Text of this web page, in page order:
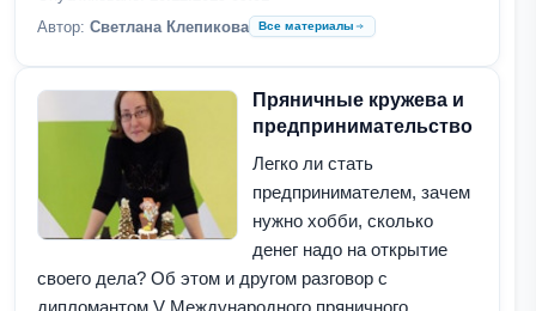
Автор: Светлана Клепикова Все материалы
Пряничные кружева и
предпринимательство
Легко ли стать
предпринимателем, зачем
нужно хобби, сколько
денег надо на открытие
своего дела? Об этом и другом разговор с
дипломантом V Международного пряничного